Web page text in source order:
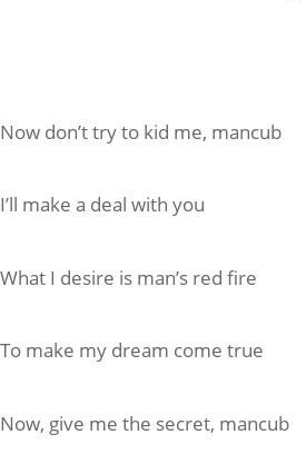
Now don’t try to kid me, mancub
I’ll make a deal with you
What I desire is man’s red fire
To make my dream come true
Now, give me the secret, mancub